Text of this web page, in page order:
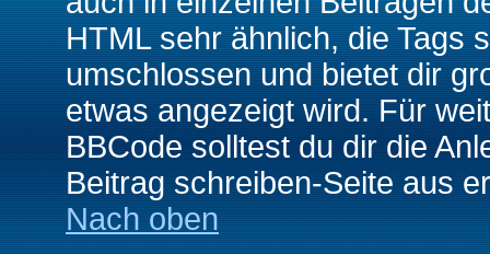
HTML sehr ähnlich, die Tags
umschlossen und bietet dir
etwas angezeigt wird. Für
BBCode solltest du dir die
Beitrag schreiben-Seite aus
Nach oben